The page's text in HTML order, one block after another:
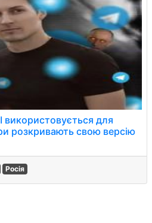
використовується для
розкривають свою версію
Росія